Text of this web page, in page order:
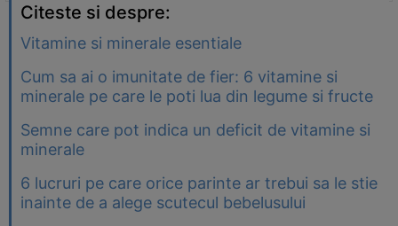
Citeste si despre:
Vitamine si minerale esentiale
Cum sa ai o imunitate de fier: 6 vitamine si
minerale pe care le poti lua din legume si fructe
Semne care pot indica un deficit de vitamine si
minerale
6 lucruri pe care orice parinte ar trebui sa le stie
inainte de a alege scutecul bebelusului